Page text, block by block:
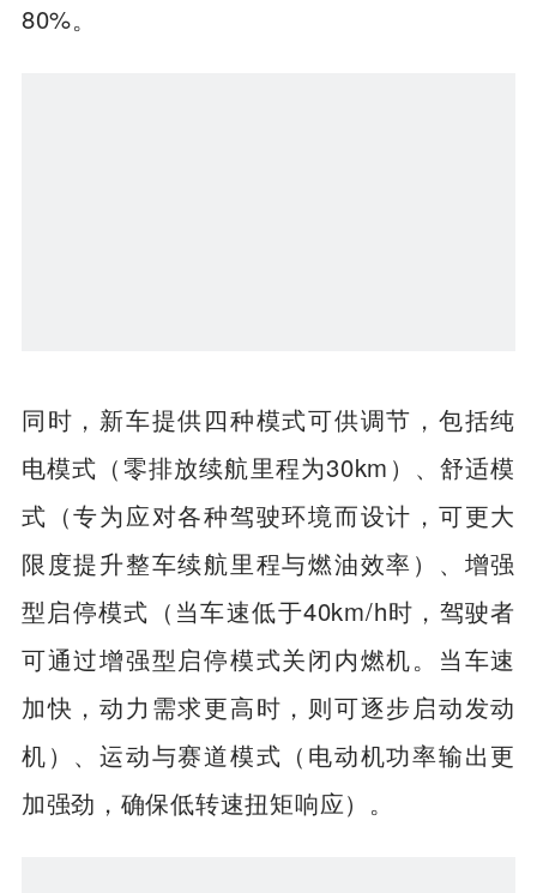
80%。
同时，新车提供四种模式可供调节，包括纯
电模式（零排放续航里程为30km）、舒适模
式（专为应对各种驾驶环境而设计，可更大
限度提升整车续航里程与燃油效率）、增强
型启停模式（当车速低于40km/h时，驾驶者
可通过增强型启停模式关闭内燃机。当车速
加快，动力需求更高时，则可逐步启动发动
机）、运动与赛道模式（电动机功率输出更
加强劲，确保低转速扭矩响应）。